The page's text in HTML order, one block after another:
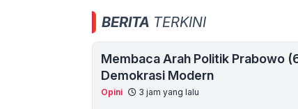
BERITA TERKINI
Membaca Arah Politik Prabowo
Demokrasi Modern
Opini 3 jam yang lalu